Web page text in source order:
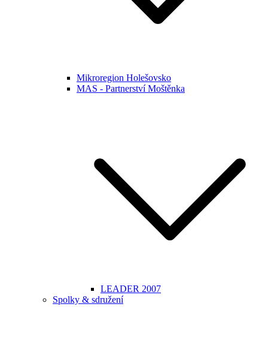
Mikroregion Holešovsko
MAS - Partnerství Moštěnka
LEADER 2007
Spolky & sdružení